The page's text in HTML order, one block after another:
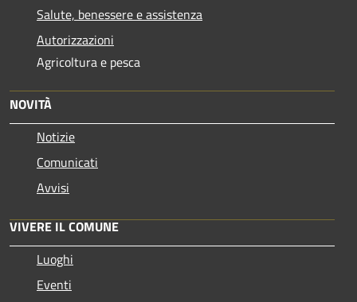
Salute, benessere e assistenza
Autorizzazioni
Agricoltura e pesca
NOVITÀ
Notizie
Comunicati
Avvisi
VIVERE IL COMUNE
Luoghi
Eventi